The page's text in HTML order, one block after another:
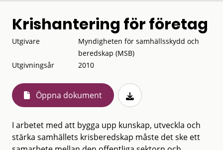
Krishantering för företag
Utgivare
Myndigheten för samhällsskydd och
beredskap (MSB)
Utgivningsår
2010
Öppna dokument
I arbetet med att bygga upp kunskap, utveckla och
stärka samhällets krisberedskap måste det ske ett